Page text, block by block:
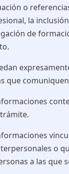
o
la
de
expresamente
que
o
a las que